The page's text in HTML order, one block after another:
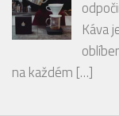
Káva
na každém […]